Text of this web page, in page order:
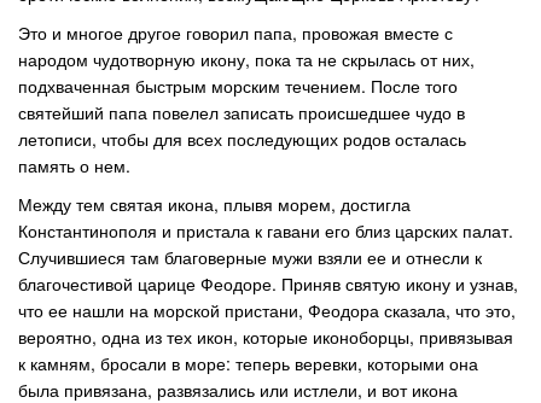
Это и многое другое говорил папа, провожая вместе с
народом чудотворную икону, пока та не скрылась от них,
подхваченная быстрым морским течением. После того
святейший папа повелел записать происшедшее чудо в
летописи, чтобы для всех последующих родов осталась
память о нем.
Между тем святая икона, плывя морем, достигла
Константинополя и пристала к гавани его близ царских палат.
Случившиеся там благоверные мужи взяли ее и отнесли к
благочестивой царице Феодоре. Приняв святую икону и узнав,
что ее нашли на морской пристани, Феодора сказала, что это,
вероятно, одна из тех икон, которые иконоборцы, привязывая
к камням, бросали в море: теперь веревки, которыми она
была привязана, развязались или истлели, и вот икона